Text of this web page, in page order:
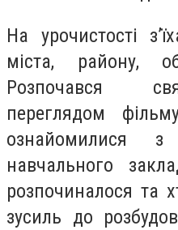
На урочистості
міста, району,
Розпочався
переглядом
ознайомилися з
навчального
розпочиналося та
зусиль до